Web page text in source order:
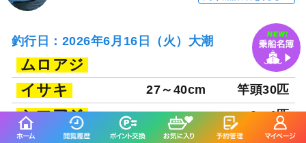
釣行日：2026年6月16日（火）大潮
ムロアジ
イサキ
27～40cm 竿頭30匹
シマアジ 0～1匹